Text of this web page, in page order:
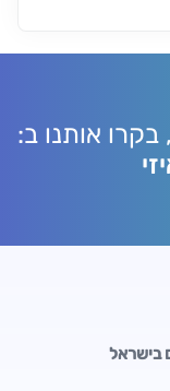
בקרו אותנו ב:
בישראל